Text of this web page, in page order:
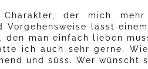
der mich mehr
Vorgehensweise lässt
den man einfach lieben
ich auch sehr gerne.
und süss. Wer wünscht